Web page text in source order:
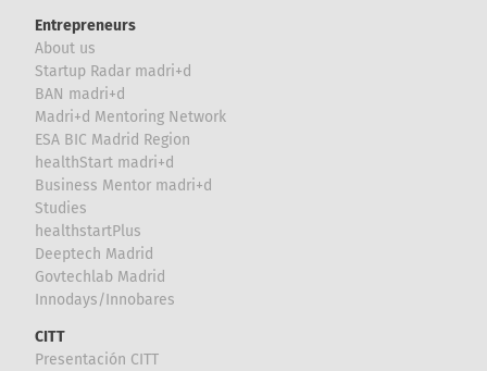
Entrepreneurs
About us
Startup Radar madri+d
BAN madri+d
Madri+d Mentoring Network
ESA BIC Madrid Region
healthStart madri+d
Business Mentor madri+d
Studies
healthstartPlus
Deeptech Madrid
Govtechlab Madrid
Innodays/Innobares
CITT
Presentación CITT